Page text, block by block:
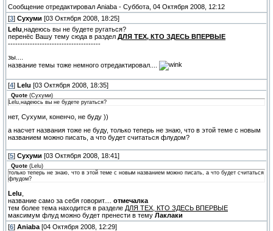
Сообщение отредактировал Aniaba - Суббота, 04 Октября 2008, 12:12
[3] Сухуми [03 Октября 2008, 18:25]
Lelu ,надеюсь вы не будете ругаться?
перенёс Вашу тему сюда в раздел ДЛЯ ТЕХ, КТО ЗДЕСЬ ВПЕРВЫЕ
--------------------------------------
зы....
название темы тоже немного отредактировал....
[4] Lelu [03 Октября 2008, 18:35]
Quote (Сухуми)
Lelu,надеюсь вы не будете ругаться?
нет, Сухуми, коненчо, не буду ))
а насчет названия тоже не буду, только теперь не знаю, что в этой теме с новым
названием можно писать, а что будет считаться флудом?
[5] Сухуми [03 Октября 2008, 18:41]
Quote ( Lelu)
только теперь не знаю, что в этой теме с новым названием можно писать, а что будет считаться
флудом?
Lelu
название само за себя говорит.... отмечалка
тем более тема находится в разделе ДЛЯ ТЕХ, КТО ЗДЕСЬ ВПЕРВЫЕ
максимум флуд можно будет пренести в тему Лаклаки
[6] Aniaba [04 Октября 2008, 12:29]